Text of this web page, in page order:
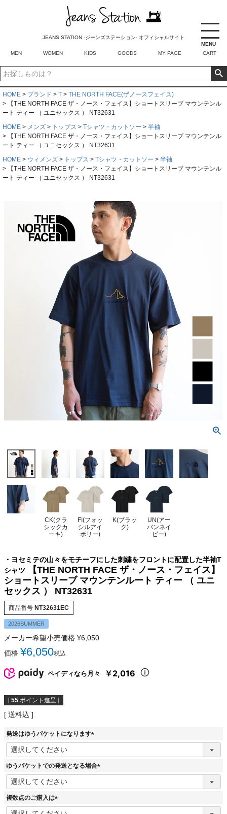
MENU
JEANS STATION -ジーンズステーション- オフィシャルサイト
MEN WOMEN KIDS GOODS MY PAGE CART
HOME ブランド T
THE NORTH FACE(ザノースフェイス)
【THE NORTH FACE ザ・ノース・フェイス】ショートスリーブ マウンテンル
ート ティー （ ユニセックス ） NT32631
HOME
メンズ トップス Tシャツ・カットソー
半袖
【THE NORTH FACE ザ・ノース・フェイス】ショートスリーブ マウンテンル
ート ティー （ ユニセックス ） NT32631
HOME
ウィメンズ トップス Tシャツ・カットソー
半袖
【THE NORTH FACE ザ・ノース・フェイス】ショートスリーブ マウンテンル
ート ティー （ ユニセックス ） NT32631
CK(クラ
シックカ
ーキ)
FI(フォッ
シルアイ
ボリー)
K(ブラッ
ク)
UN(アー
バンネイ
ビー)
・ヨセミテの山々をモチーフにした刺繍をフロントに配置した半袖T
シャツ
【THE NORTH FACE ザ・ノース・フェイス】
ショートスリーブ マウンテンルート ティー （ ユニ
セックス ） NT32631
商品番号 NT32631EC
2026SUMMER
メーカー希望小売価格 ¥6,050
価格 ¥6,050税込
ペイディなら月々 ￥2,016
[ 55 ポイント進呈 ]
送料込
発送はゆうパケットになります
(
須
ゆうパケットでの発送となる場合
(
複数点のご購入は
(